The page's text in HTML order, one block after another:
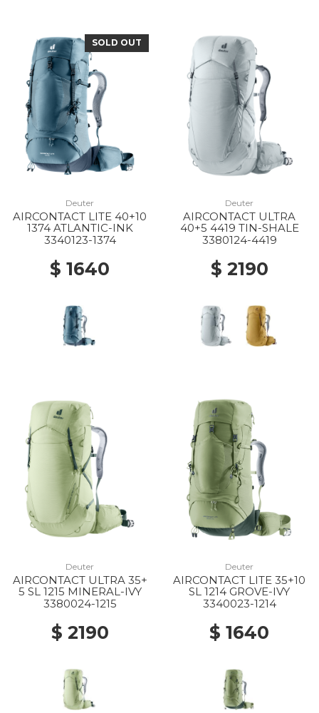
SOLD OUT
Deuter
AIRCONTACT LITE 40+10
1374 ATLANTIC-INK
3340123-1374
$ 1640
Deuter
AIRCONTACT ULTRA
40+5 4419 TIN-SHALE
3380124-4419
$ 2190
Deuter
AIRCONTACT ULTRA 35+
5 SL 1215 MINERAL-IVY
3380024-1215
$ 2190
Deuter
AIRCONTACT LITE 35+10
SL 1214 GROVE-IVY
3340023-1214
$ 1640